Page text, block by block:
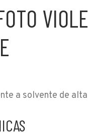
a solvente de